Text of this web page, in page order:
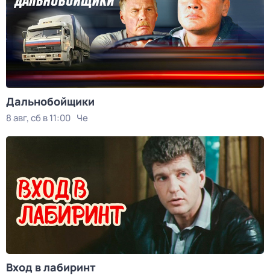
Дальнобойщики
8 авг, сб в 11:00 Че
Вход в лабиринт